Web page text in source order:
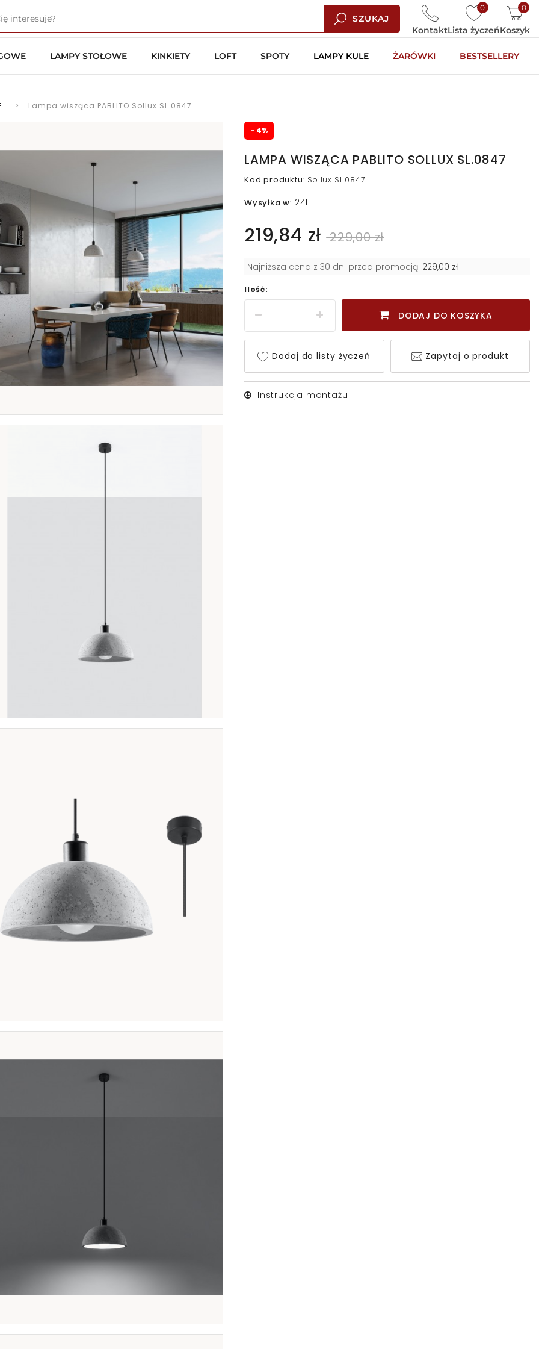
SZUKAJ
0
Lista życzeń
0
Koszyk
Kontakt
LAMPY STOŁOWE KINKIETY LOFT SPOTY LAMPY KULE ŻARÓWKI BESTSELLERY
> Lampa wisząca PABLITO Sollux SL.0847
- 4%
LAMPA WISZĄCA PABLITO SOLLUX SL.0847
Kod produktu: Sollux SL.0847
Wysyłka w: 24H
219,84 zł 229,00 zł
Najniższa cena z 30 dni przed promocją: 229,00 zł
Ilość:
DODAJ DO KOSZYKA
Dodaj do listy życzeń Zapytaj o produkt
Instrukcja montażu